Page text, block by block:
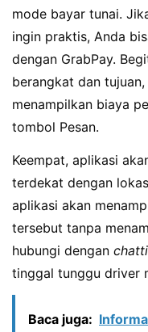
mode bayar tunai.
ingin praktis, Anda
dengan GrabPay.
berangkat dan
menampilkan biaya
tombol Pesan.
Keempat, aplikasi
terdekat dengan
aplikasi akan
tersebut tanpa
hubungi dengan
tinggal tunggu driver
Baca juga: